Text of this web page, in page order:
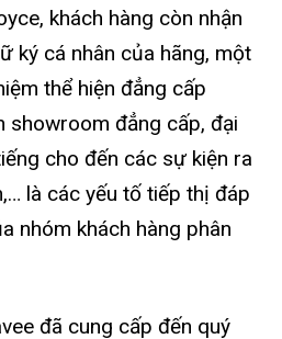
khách hàng còn nhận
ký cá nhân của hãng, một
thể hiện đẳng cấp
showroom đẳng cấp, đại
cho đến các sự kiện ra
là các yếu tố tiếp thị đáp
nhóm khách hàng phân
đã cung cấp đến quý